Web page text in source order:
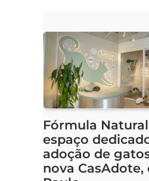
Fórmula
espaço
adoção de
nova CasAdote,